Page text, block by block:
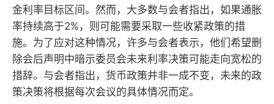
金利率目标区间。然而，大多数与会者指出，如果通胀
率持续高于2%，则可能需要采取一些收紧政策的措
施。为了应对这种情况，许多与会者表示，他们希望删
除会后声明中暗示委员会未来利率决策可能走向宽松的
措辞。与会者指出，货币政策并非一成不变，未来的政
策决策将根据每次会议的具体情况而定。